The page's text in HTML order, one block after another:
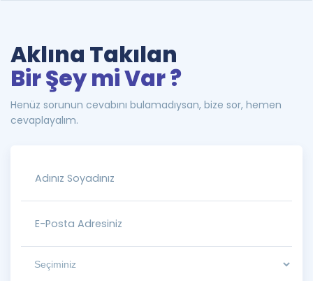
Aklına Takılan
Bir Şey mi Var ?
Henüz sorunun cevabını bulamadıysan, bize sor, hemen
cevaplayalım.